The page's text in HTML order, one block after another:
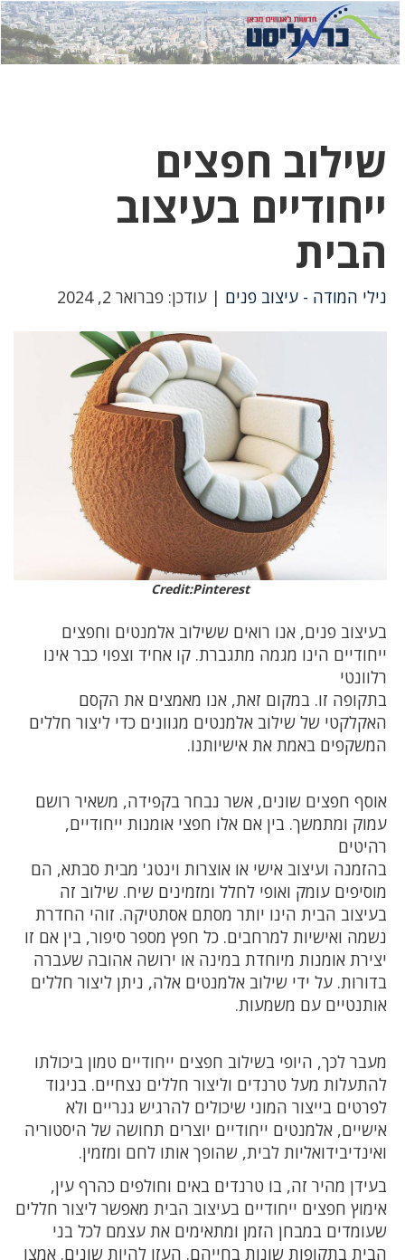
לחץ
כאן
לחץ
כדי
שילוב חפצים
ייחודיים בעיצוב
הבית
נילי המודה - עיצוב פנים | עודכן: פברואר 2, 2024
Credit:Pinterest
בעיצוב פנים, אנו רואים ששילוב אלמנטים וחפצים
ייחודיים הינו מגמה מתגברת. קו אחיד וצפוי כבר אינו
רלוונטי
בתקופה זו. במקום זאת, אנו מאמצים את הקסם
האקלקטי של שילוב אלמנטים מגוונים כדי ליצור חללים
המשקפים באמת את אישיותנו.
אוסף חפצים שונים, אשר נבחר בקפידה, משאיר רושם
עמוק ומתמשך. בין אם אלו חפצי אומנות ייחודיים,
רהיטים
בהזמנה ועיצוב אישי או אוצרות וינטג' מבית סבתא, הם
מוסיפים עומק ואופי לחלל ומזמינים שיח. שילוב זה
בעיצוב הבית הינו יותר מסתם אסתטיקה. זוהי החדרת
נשמה ואישיות למרחבים. כל חפץ מספר סיפור, בין אם זו
יצירת אומנות מיוחדת במינה או ירושה אהובה שעברה
בדורות. על ידי שילוב אלמנטים אלה, ניתן ליצור חללים
אותנטיים עם משמעות.
מעבר לכך, היופי בשילוב חפצים ייחודיים טמון ביכולתו
להתעלות מעל טרנדים וליצור חללים נצחיים. בניגוד
לפרטים בייצור המוני שיכולים להרגיש גנריים ולא
אישיים, אלמנטים ייחודיים יוצרים תחושה של היסטוריה
ואינדיבידואליות לבית, שהופך אותו לחם ומזמין.
בעידן מהיר זה, בו טרנדים באים וחולפים כהרף עין,
אימוץ חפצים ייחודיים בעיצוב הבית מאפשר ליצור חללים
שעומדים במבחן הזמן ומתאימים את עצמם לכל בני
הבית בתקופות שונות בחייהם. העזו להיות שונים. אמצו